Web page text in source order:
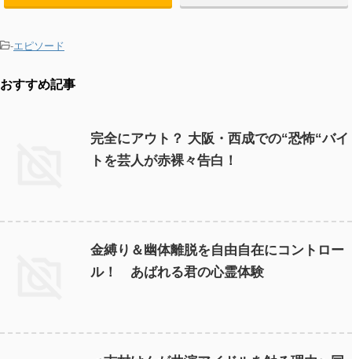
-エピソード
おすすめ記事
完全にアウト？ 大阪・西成での“恐怖“バイ
トを芸人が赤裸々告白！
金縛り＆幽体離脱を自由自在にコントロー
ル！ あばれる君の心霊体験